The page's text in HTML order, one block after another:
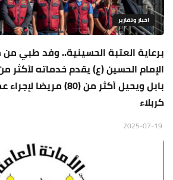
اخبار وتقارير
برعاية العتبة الحسينية.. وفد طبي
بابل ويحيل أكثر من (80)
كربلاء